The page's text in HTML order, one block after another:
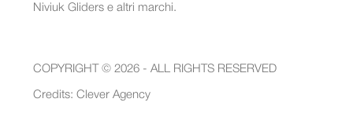
Niviuk Gliders e altri marchi.
COPYRIGHT © 2026 - ALL RIGHTS RESERVED
Credits: Clever Agency